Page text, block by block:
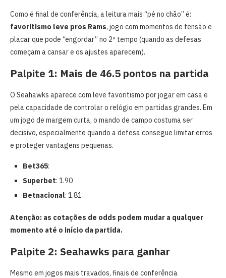
Como é final de conferência, a leitura mais “pé no chão” é:
favoritismo leve pros Rams, jogo com momentos de tensão e
placar que pode “engordar” no 2º tempo (quando as defesas
começam a cansar e os ajustes aparecem).
Palpite 1: Mais de 46.5 pontos na partida
O Seahawks aparece com leve favoritismo por jogar em casa e
pela capacidade de controlar o relógio em partidas grandes. Em
um jogo de margem curta, o mando de campo costuma ser
decisivo, especialmente quando a defesa consegue limitar erros
e proteger vantagens pequenas.
Bet365:
Superbet: 1.90
Betnacional: 1.81
Atenção: as cotações de odds podem mudar a qualquer
momento até o início da partida.
Palpite 2: Seahawks para ganhar
Mesmo em jogos mais travados, finais de conferência